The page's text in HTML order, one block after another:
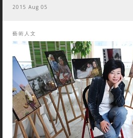
2015 Aug 05
藝術人文